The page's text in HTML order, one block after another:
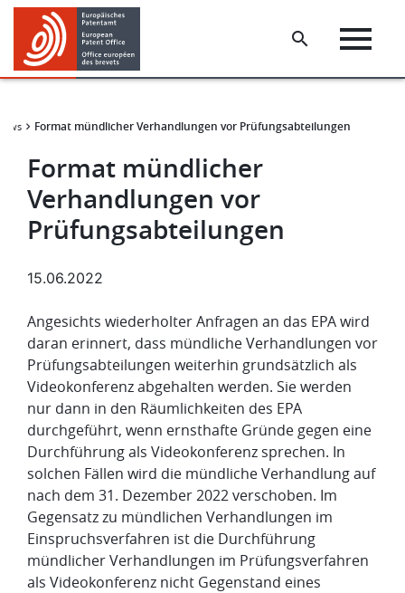
Skip
main
content
Skip
footer
Format mündlicher Verhandlungen vor Prüfungsabteilungen
Format mündlicher
Verhandlungen vor
Prüfungsabteilungen
15.06.2022
Angesichts wiederholter Anfragen an das EPA wird
daran erinnert, dass mündliche Verhandlungen vor
Prüfungsabteilungen weiterhin grundsätzlich als
Videokonferenz abgehalten werden. Sie werden
nur dann in den Räumlichkeiten des EPA
durchgeführt, wenn ernsthafte Gründe gegen eine
Durchführung als Videokonferenz sprechen. In
solchen Fällen wird die mündliche Verhandlung auf
nach dem 31. Dezember 2022 verschoben. Im
Gegensatz zu mündlichen Verhandlungen im
Einspruchsverfahren ist die Durchführung
mündlicher Verhandlungen im Prüfungsverfahren
als Videokonferenz nicht Gegenstand eines